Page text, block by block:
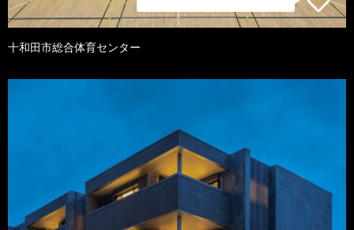
十和田市総合体育センター